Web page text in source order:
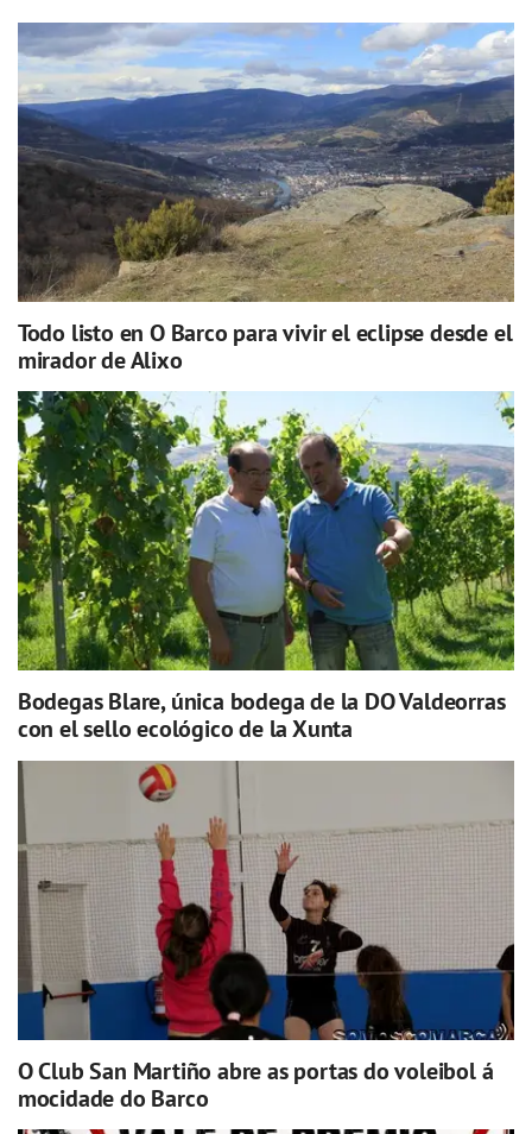
Todo listo en O Barco para vivir el eclipse desde el
mirador de Alixo
Bodegas Blare, única bodega de la DO Valdeorras
con el sello ecológico de la Xunta
O Club San Martiño abre as portas do voleibol á
mocidade do Barco